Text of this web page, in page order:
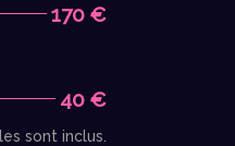
170 €
40 €
sont inclus.